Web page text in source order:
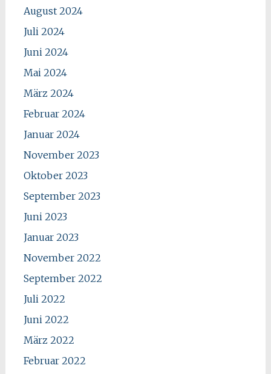
August 2024
Juli 2024
Juni 2024
Mai 2024
März 2024
Februar 2024
Januar 2024
November 2023
Oktober 2023
September 2023
Juni 2023
Januar 2023
November 2022
September 2022
Juli 2022
Juni 2022
März 2022
Februar 2022